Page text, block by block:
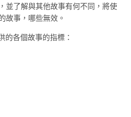
並了解與其他故事有何不同，將使
故事，哪些無效。
各個故事的指標：